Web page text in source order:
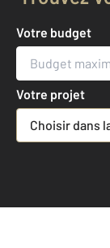
Votre budget
Votre projet
Choisir dans